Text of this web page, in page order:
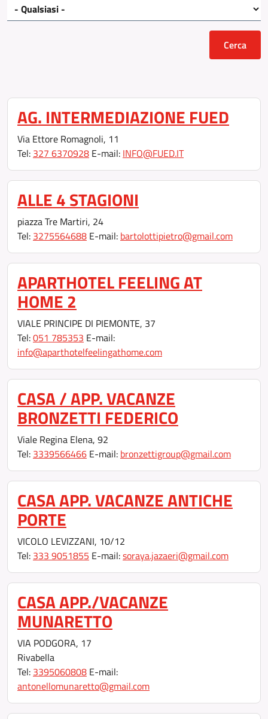
AG. INTERMEDIAZIONE FUED
Via Ettore Romagnoli, 11
Tel: 327 6370928 E-mail: INFO@FUED.IT
ALLE 4 STAGIONI
piazza Tre Martiri, 24
Tel: 3275564688 E-mail: bartolottipietro@gmail.com
APARTHOTEL FEELING AT
HOME 2
VIALE PRINCIPE DI PIEMONTE, 37
Tel:051 785353 E-mail:
info@aparthotelfeelingathome.com
CASA / APP. VACANZE
BRONZETTI FEDERICO
Viale Regina Elena, 92
Tel: 3339566466 E-mail: bronzettigroup@gmail.com
CASA APP. VACANZE ANTICHE
PORTE
VICOLO LEVIZZANI, 10/12
Tel: 333 9051855 E-mail:soraya.jazaeri@gmail.com
CASA APP./VACANZE
MUNARETTO
VIA PODGORA, 17
Rivabella
Tel: 3395060808 E-mail:
antonellomunaretto@gmail.com